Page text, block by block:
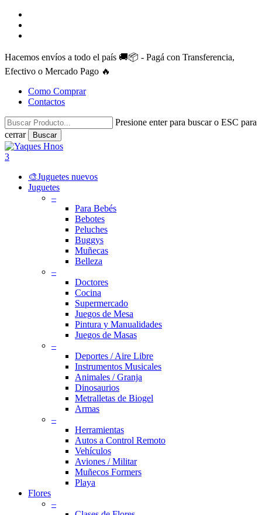
Skip
main
Hacemos envíos a todo el país 🚚📦 - Pagá con Transferencia,
Efectivo o Mercado Pago 🔥
Como Comprar
Contactos
Presione enter para buscar o ESC para
cerrar
Buscar
Close
Search
search
account
3
🎨Juguetes nuevos
Juguetes
–
Para Bebés
Bebotes
Peluches
Buggys
Muñecas
Belleza
–
Doctores
Cocina
Supermercado
Juegos de Mesa
Pintura y Manualidades
Juegos de Masas
–
Deportes / Aire Libre
Instrumentos Musicales
Animales / Granja
Dinosaurios
Metralletas de Biogel
Armas
–
Herramientas
Autos a Control Remoto
Vehículos
Aviones / Militar
Muñecos Formers
Playa
Flores
–